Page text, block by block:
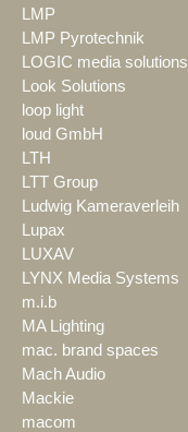
LMP
LMP Pyrotechnik
LOGIC media solutions
Look Solutions
loop light
loud GmbH
LTH
LTT Group
Ludwig Kameraverleih
Lupax
LUXAV
LYNX Media Systems
m.i.b
MA Lighting
mac. brand spaces
Mach Audio
Mackie
macom